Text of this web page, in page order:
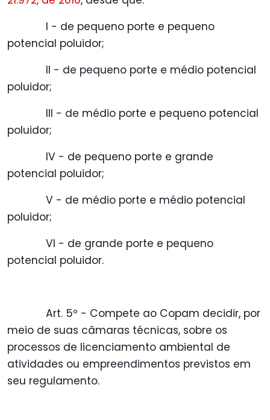
I - de pequeno porte e pequeno
potencial poluidor;
II - de pequeno porte e médio potencial
poluidor;
III - de médio porte e pequeno potencial
poluidor;
IV - de pequeno porte e grande
potencial poluidor;
V - de médio porte e médio potencial
poluidor;
VI - de grande porte e pequeno
potencial poluidor.
Art. 5º - Compete ao Copam decidir, por
meio de suas câmaras técnicas, sobre os
processos de licenciamento ambiental de
atividades ou empreendimentos previstos em
seu regulamento.